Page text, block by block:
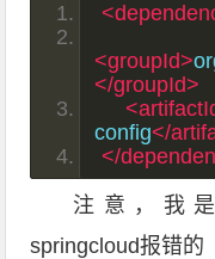
<groupId>
</groupId>
config</
</
注意，我是
springcloud报错的